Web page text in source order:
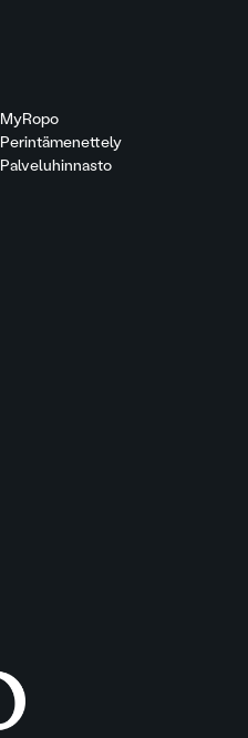
MyRopo
Perintämenettely
Palveluhinnasto